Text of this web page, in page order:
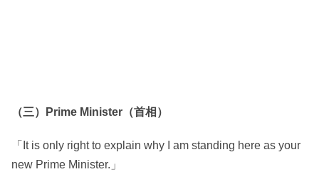
（三）Prime Minister（首相）
「It is only right to explain why I am standing here as your
new Prime Minister.」